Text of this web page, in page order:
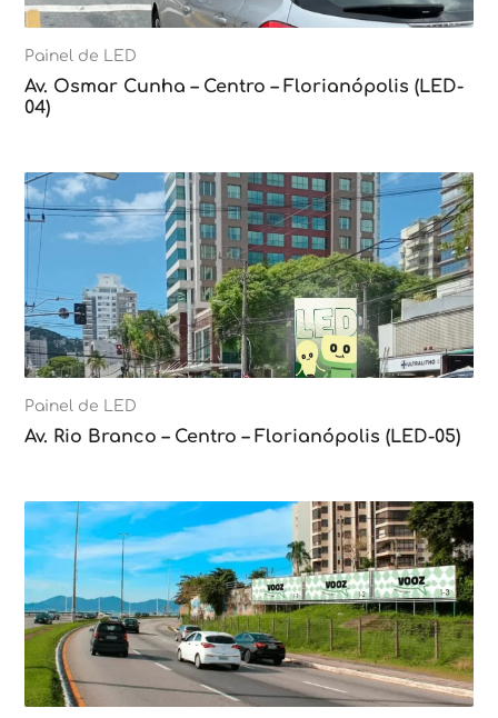
Painel de LED
Av. Osmar Cunha – Centro – Florianópolis (LED-
04)
Painel de LED
Av. Rio Branco – Centro – Florianópolis (LED-05)